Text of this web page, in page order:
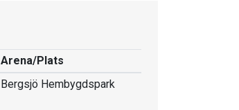
Arena/Plats
Bergsjö Hembygdspark